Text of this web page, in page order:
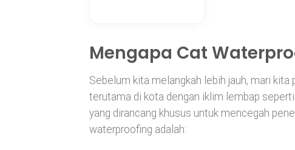
Mengapa Cat
Sebelum kita melangkah lebih jauh, mari
terutama di kota dengan iklim lembap
yang dirancang khusus untuk mencegah
waterproofing adalah: